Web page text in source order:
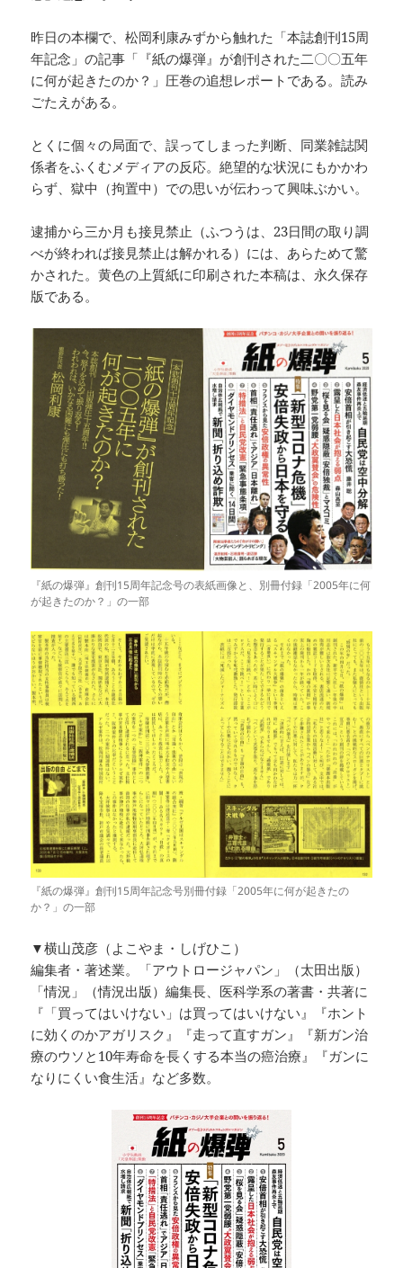
昨日の本欄で、松岡利康みずから触れた「本誌創刊15周
年記念」の記事「『紙の爆弾』が創刊された二〇〇五年
に何が起きたのか？」圧巻の追想レポートである。読み
ごたえがある。
とくに個々の局面で、誤ってしまった判断、同業雑誌関
係者をふくむメディアの反応。絶望的な状況にもかかわ
らず、獄中（拘置中）での思いが伝わって興味ぶかい。
逮捕から三か月も接見禁止（ふつうは、23日間の取り調
べが終われば接見禁止は解かれる）には、あらためて驚
かされた。黄色の上質紙に印刷された本稿は、永久保存
版である。
『紙の爆弾』創刊15周年記念号の表紙画像と、別冊付録「2005年に何
が起きたのか？」の一部
『紙の爆弾』創刊15周年記念号別冊付録「2005年に何が起きたの
か？」の一部
▼横山茂彦（よこやま・しげひこ）
編集者・著述業。「アウトロージャパン」（太田出版）
「情況」（情況出版）編集長、医科学系の著書・共著に
『「買ってはいけない」は買ってはいけない』『ホント
に効くのかアガリスク』『走って直すガン』『新ガン治
療のウソと10年寿命を長くする本当の癌治療』『ガンに
なりにくい食生活』など多数。